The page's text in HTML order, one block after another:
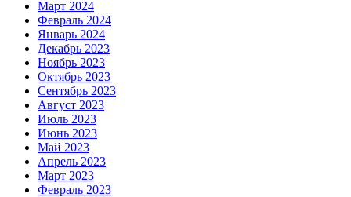
Март 2024
Февраль 2024
Январь 2024
Декабрь 2023
Ноябрь 2023
Октябрь 2023
Сентябрь 2023
Август 2023
Июль 2023
Июнь 2023
Май 2023
Апрель 2023
Март 2023
Февраль 2023